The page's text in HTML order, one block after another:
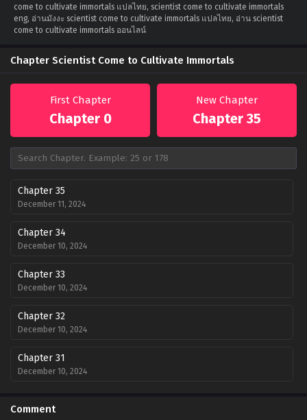
come to cultivate immortals แปลไทย, scientist come to cultivate immortals
eng, อ่านมังงะ scientist come to cultivate immortals แปลไทย, อ่าน scientist
come to cultivate immortals ออนไลน์
Chapter Scientist Come to Cultivate Immortals
First Chapter
Chapter 0
New Chapter
Chapter 35
Chapter 35
December 11, 2024
Chapter 34
December 10, 2024
Chapter 33
December 10, 2024
Chapter 32
December 10, 2024
Chapter 31
December 10, 2024
December 10, 2024
Comment